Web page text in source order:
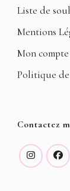
Liste de
Mentions
Mon compte
Politique
Contactez